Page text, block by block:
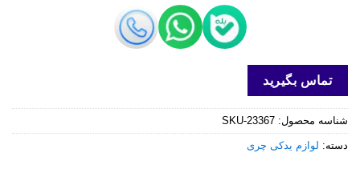
تماس بگیرید
شناسه محصول: SKU-23367
دسته: لوازم یدکی چری